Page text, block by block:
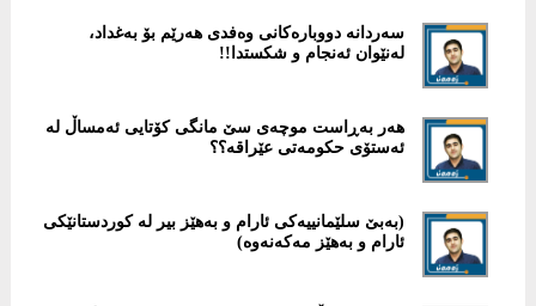
سەردانە دووبارەکانی وەفدی هەرێم بۆ بەغداد،
لەنێوان ئەنجام و شکستدا!!
هەر بەڕاست موچەی سێ مانگی کۆتایی ئەمساڵ لە
ئەستۆی حکومەتی عێراقە؟؟
(بەبێ سلێمانییەکى ئارام و بەهێز بیر لە کوردستانێکى
ئارام و بەهێز مەکەنەوە)